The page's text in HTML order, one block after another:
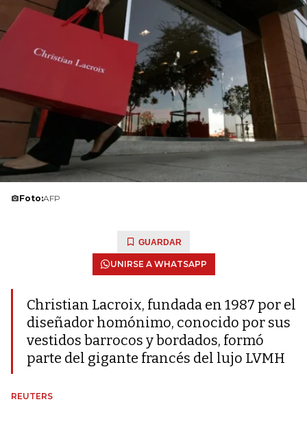
Foto:AFP
GUARDAR
UNIRSE A WHATSAPP
Christian Lacroix, fundada en 1987 por el
diseñador homónimo, conocido por sus
vestidos barrocos y bordados, formó
parte del gigante francés del lujo LVMH
REUTERS